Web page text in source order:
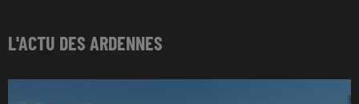
L'ACTU DES ARDENNES